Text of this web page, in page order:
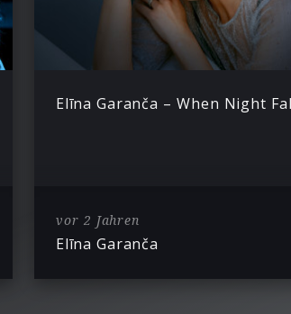
Elīna Garanča – When Night
vor 2 Jahren
Elīna Garanča